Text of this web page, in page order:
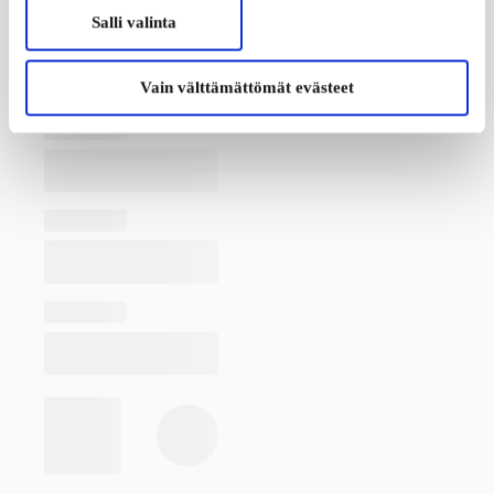
Salli valinta
Vain välttämättömät evästeet